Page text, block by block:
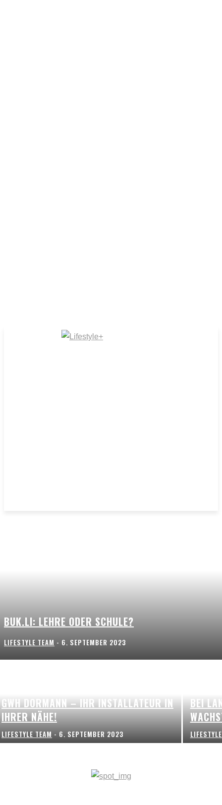
BUK.LI: LEHRE ODER SCHULE?
LIFESTYLE TEAM - 6. SEPTEMBER 2023
GWH DORMANN – IHR INSTALLATEUR IN
IHRER NÄHE!
LIFESTYLE TEAM - 6. SEPTEMBER 2023
BEI